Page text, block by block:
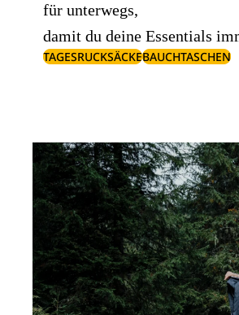
für unterwegs,
damit du deine Essentials
TAGESRUCKSÄCKEBAUCHTASCHEN